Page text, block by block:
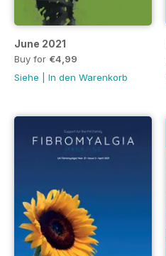
June 2021
Buy for €4,99
Siehe
In den Warenkorb